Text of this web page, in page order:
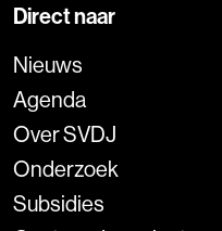
Direct naar
Nieuws
Agenda
Over SVDJ
Onderzoek
Subsidies